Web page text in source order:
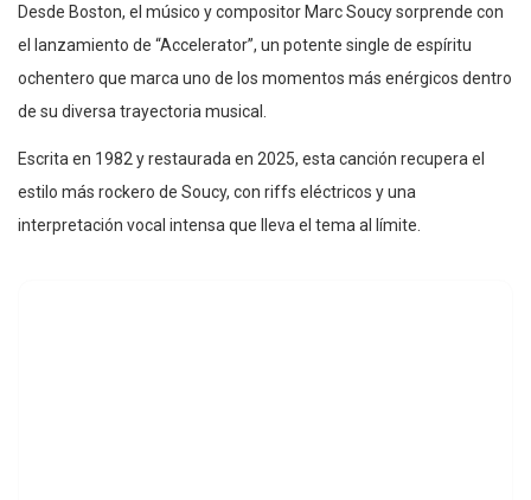
Desde Boston, el músico y compositor Marc Soucy sorprende con
el lanzamiento de “Accelerator”, un potente single de espíritu
ochentero que marca uno de los momentos más enérgicos dentro
de su diversa trayectoria musical.
Escrita en 1982 y restaurada en 2025, esta canción recupera el
estilo más rockero de Soucy, con riffs eléctricos y una
interpretación vocal intensa que lleva el tema al límite.